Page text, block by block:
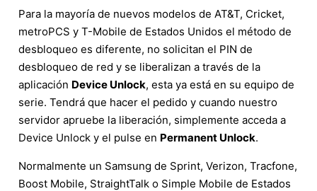
Para la mayoría de nuevos modelos de AT&T, Cricket,
metroPCS y T-Mobile de Estados Unidos el método de
desbloqueo es diferente, no solicitan el PIN de
desbloqueo de red y se liberalizan a través de la
aplicación Device Unlock, esta ya está en su equipo de
serie. Tendrá que hacer el pedido y cuando nuestro
servidor apruebe la liberación, simplemente acceda a
Device Unlock y el pulse en Permanent Unlock.
Normalmente un Samsung de Sprint, Verizon, Tracfone,
Boost Mobile, StraightTalk o Simple Mobile de Estados